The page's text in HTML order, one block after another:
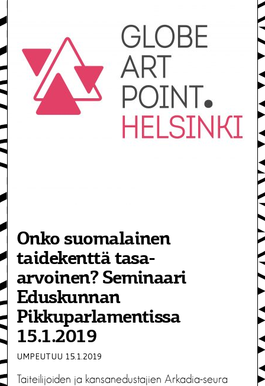
Onko suomalainen
taidekenttä tasa-
arvoinen? Seminaari
Eduskunnan
Pikkuparlamentissa
15.1.2019
UMPEUTUU 15.1.2019
Taiteilijoiden ja kansanedustajien Arkadia-seura